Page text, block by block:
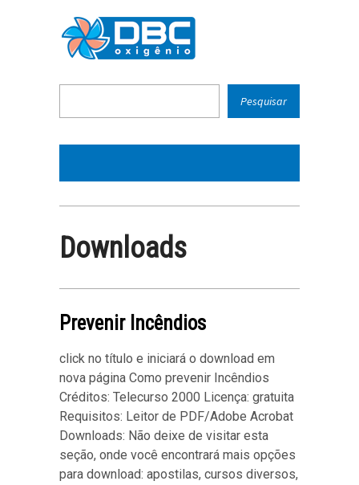
Downloads
Prevenir Incêndios
click no título e iniciará o download em
nova página Como prevenir Incêndios
Créditos: Telecurso 2000 Licença: gratuita
Requisitos: Leitor de PDF/Adobe Acrobat
Downloads: Não deixe de visitar esta
seção, onde você encontrará mais opções
para download: apostilas, cursos diversos,